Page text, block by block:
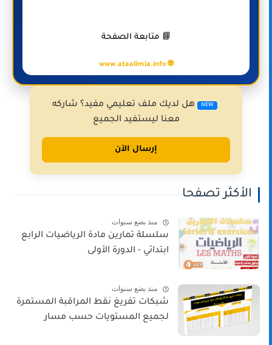
📘 متابعة الصفحة
🌐 www.ataalimia.info
NEW
هل لديك ملف تعليمي مفيد؟ شاركه
معنا ليستفيد الجميع
إرسال الآن
الأكثر تصفحا
منذ بضع سنوات
سلسلة تمارين مادة الرياضيات الرابع
ابتدائي - الدورة الأولى
منذ بضع سنوات
شبكات تفريغ نقط المراقبة المستمرة
لجميع المستويات حسب مسار